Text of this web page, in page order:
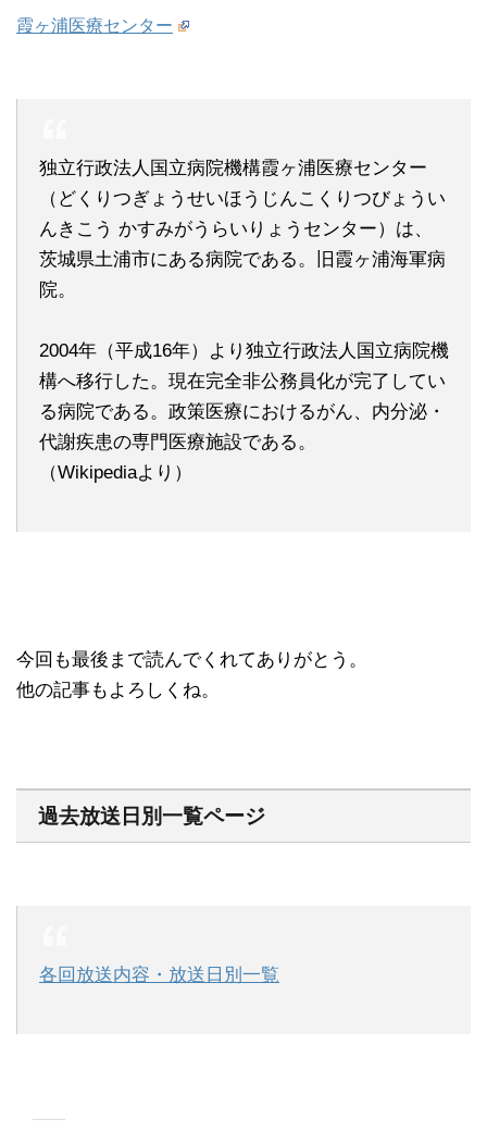
霞ヶ浦医療センター
独立行政法人国立病院機構霞ヶ浦医療センター
（どくりつぎょうせいほうじんこくりつびょうい
んきこう かすみがうらいりょうセンター）は、
茨城県土浦市にある病院である。旧霞ヶ浦海軍病
院。
2004年（平成16年）より独立行政法人国立病院機
構へ移行した。現在完全非公務員化が完了してい
る病院である。政策医療におけるがん、内分泌・
代謝疾患の専門医療施設である。
（Wikipediaより）
今回も最後まで読んでくれてありがとう。
他の記事もよろしくね。
過去放送日別一覧ページ
各回放送内容・放送日別一覧